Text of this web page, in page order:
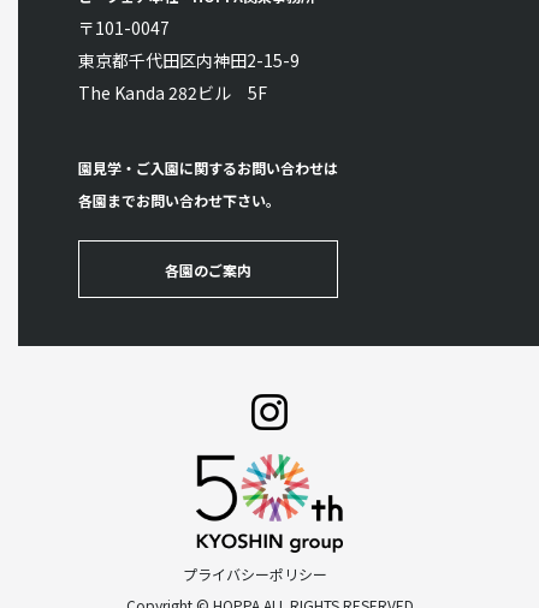
〒101-0047
東京都千代田区内神田2-15-9
The Kanda 282ビル 5F
園見学・ご入園に関するお問い合わせは
各園までお問い合わせ下さい。
各園のご案内
プライバシーポリシー